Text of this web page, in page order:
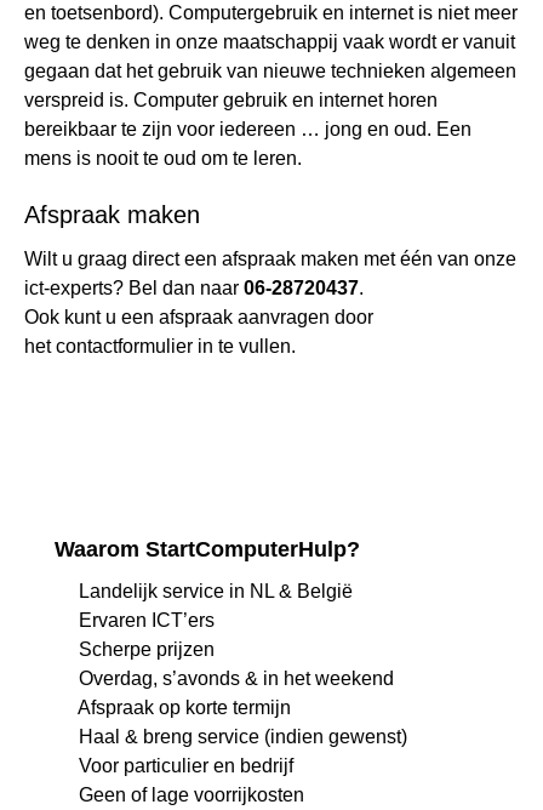
en toetsenbord). Computergebruik en internet is niet meer
weg te denken in onze maatschappij vaak wordt er vanuit
gegaan dat het gebruik van nieuwe technieken algemeen
verspreid is. Computer gebruik en internet horen
bereikbaar te zijn voor iedereen … jong en oud. Een
mens is nooit te oud om te leren.
Afspraak maken
Wilt u graag direct een afspraak maken met één van onze
ict-experts? Bel dan naar 06-28720437.
Ook kunt u een afspraak aanvragen door
hetcontactformulier in te vullen.
Waarom StartComputerHulp?
Landelijk service in NL & België
Ervaren ICT’ers
Scherpe prijzen
Overdag, s’avonds & in het weekend
Afspraak op korte termijn
Haal & breng service (indien gewenst)
Voor particulier en bedrijf
Geen of lage voorrijkosten